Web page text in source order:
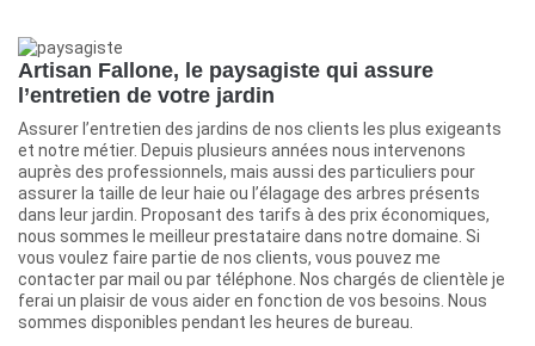
Artisan Fallone, le paysagiste qui assure
l’entretien de votre jardin
Assurer l’entretien des jardins de nos clients les plus exigeants
et notre métier. Depuis plusieurs années nous intervenons
auprès des professionnels, mais aussi des particuliers pour
assurer la taille de leur haie ou l’élagage des arbres présents
dans leur jardin. Proposant des tarifs à des prix économiques,
nous sommes le meilleur prestataire dans notre domaine. Si
vous voulez faire partie de nos clients, vous pouvez me
contacter par mail ou par téléphone. Nos chargés de clientèle je
ferai un plaisir de vous aider en fonction de vos besoins. Nous
sommes disponibles pendant les heures de bureau.